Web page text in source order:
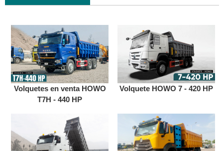
Volquetes en venta HOWO
T7H - 440 HP
Volquete HOWO 7 - 420 HP